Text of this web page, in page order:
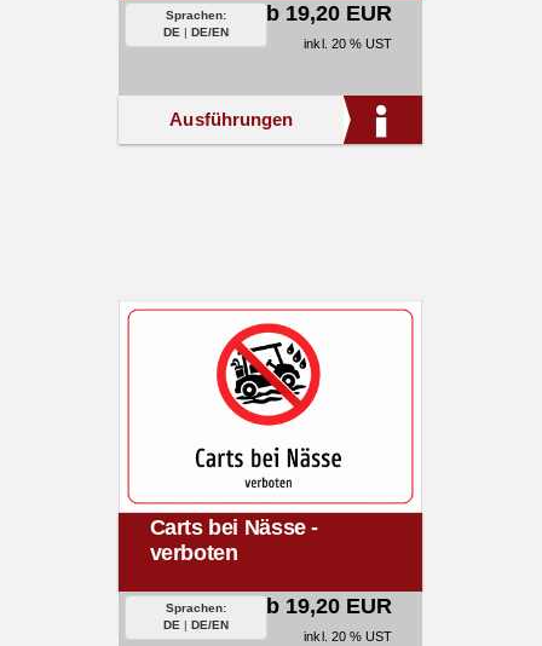
Sprachen:
DE | DE/EN
ab 19,20 EUR
inkl. 20 % UST
Ausführungen
Carts bei Nässe -
verboten
Sprachen:
DE | DE/EN
ab 19,20 EUR
inkl. 20 % UST